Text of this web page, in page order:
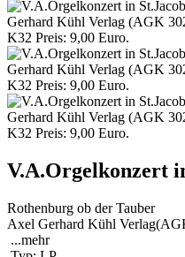
V.A.Orgelkonzert
Rothenburg ob der Tauber
Axel Gerhard Kühl
...mehr